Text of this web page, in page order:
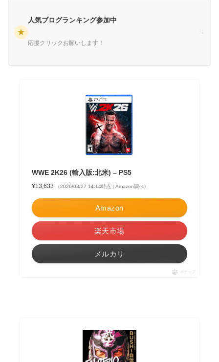
★
人気ブログランキング参加中
応援クリックお願いします！
→
WWE 2K26 (輸入版:北米) – PS5
¥13,633 （2026/03/27 14:14時点 | Amazon調べ）
Amazon
楽天市場
メルカリ
ポチップ